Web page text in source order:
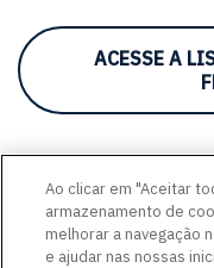
ACESSE A
Ao clicar em "Aceitar
armazenamento de
melhorar a navegação
e ajudar nas nossas